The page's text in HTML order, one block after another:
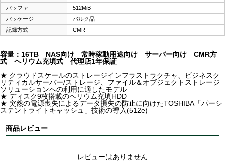
バッファ
512MiB
パッケージ
バルク品
記録方式
CMR
容量：16TB NAS向け 常時稼動用途向け サーバー向け CMR方
式 ヘリウム充填式 代理店1年保証
★ クラウドスケールのストレージインフラストラクチャ、ビジネスク
リティカルサーバー/ストレージ、ファイル＆オブジェクトストレージ
ソリューションへの利用に適したモデル
★ ディスク9枚搭載のヘリウム充填HDD
★ 突然の電源喪失によるデータ損失の防止に向けたTOSHIBA「パーシ
ステントライトキャッシュ」技術の導入(512e)
商品レビュー
レビューはありません